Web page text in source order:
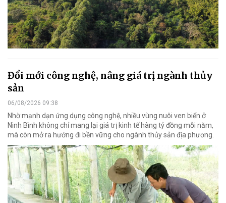
Đổi mới công nghệ, nâng giá trị ngành thủy
sản
06/08/2026 09:38
Nhờ mạnh dạn ứng dụng công nghệ, nhiều vùng nuôi ven biển ở
Ninh Bình không chỉ mang lại giá trị kinh tế hàng tỷ đồng mỗi năm,
mà còn mở ra hướng đi bền vững cho ngành thủy sản địa phương.